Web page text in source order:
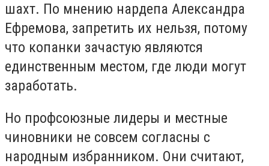
шахт. По мнению нардепа Александра
Ефремова, запретить их нельзя, потому
что копанки зачастую являются
единственным местом, где люди могут
заработать.
Но профсоюзные лидеры и местные
чиновники не совсем согласны с
народным избранником. Они считают,